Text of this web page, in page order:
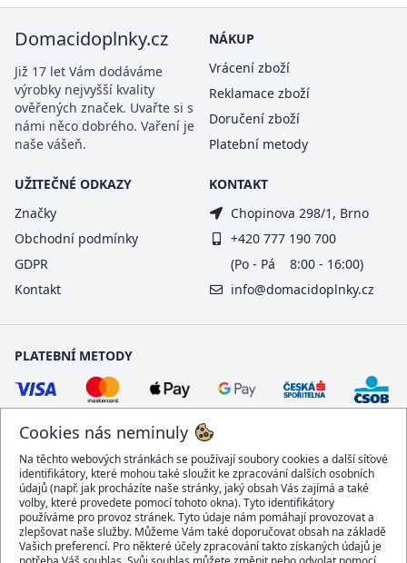
Cookies nás neminuly
Na těchto webových stránkách se používají soubory cookies a další síťové
identifikátory, které mohou také sloužit ke zpracování dalších osobních
údajů (např. jak procházíte naše stránky, jaký obsah Vás zajímá a také
volby, které provedete pomocí tohoto okna). Tyto identifikátory
používáme pro provoz stránek. Tyto údaje nám pomáhají provozovat a
zlepšovat naše služby. Můžeme Vám také doporučovat obsah na základě
Vašich preferencí. Pro některé účely zpracování takto získaných údajů je
Domacidoplnky.cz
Již 17 let Vám dodáváme
výrobky nejvyšší kvality
ověřených značek. Uvařte si s
námi něco dobrého. Vaření je
naše vášeň.
NÁKUP
Vrácení zboží
Reklamace zboží
Doručení zboží
Platební metody
UŽITEČNÉ ODKAZY
Značky
Obchodní podmínky
GDPR
Kontakt
KONTAKT
Chopinova 298/1, Brno
+420 777 190 700
(Po - Pá 8:00 - 16:00)
info@domacidoplnky.cz
PLATEBNÍ METODY
DOPRAVCI